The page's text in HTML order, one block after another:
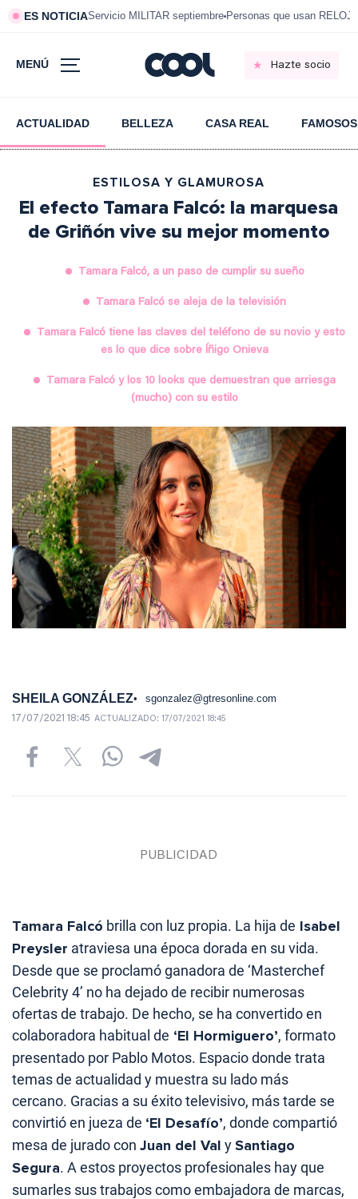
ES NOTICIAServicio MILITAR septiembre Personas que usan RELOJ
MENÚ Hazte socio
ACTUALIDAD BELLEZA CASA REAL FAMOSOS
ESTILOSA Y GLAMUROSA
El efecto Tamara Falcó: la marquesa
de Griñón vive su mejor momento
Tamara Falcó, a un paso de cumplir su sueño
Tamara Falcó se aleja de la televisión
Tamara Falcó tiene las claves del teléfono de su novio y esto
es lo que dice sobre Íñigo Onieva
Tamara Falcó y los 10 looks que demuestran que arriesga
(mucho) con su estilo
SHEILA GONZÁLEZ sgonzalez@gtresonline.com
17/07/2021 18:45 ACTUALIZADO: 17/07/2021 18:45
Tamara Falcó brilla con luz propia. La hija de Isabel
Preysler atraviesa una época dorada en su vida.
Desde que se proclamó ganadora de ‘Masterchef
Celebrity 4’ no ha dejado de recibir numerosas
ofertas de trabajo. De hecho, se ha convertido en
colaboradora habitual de ‘El Hormiguero’, formato
presentado por Pablo Motos. Espacio donde trata
temas de actualidad y muestra su lado más
cercano. Gracias a su éxito televisivo, más tarde se
convirtió en jueza de ‘El Desafío’, donde compartió
mesa de jurado con Juan del Val ySantiago
Segura. A estos proyectos profesionales hay que
sumarles sus trabajos como embajadora de marcas,